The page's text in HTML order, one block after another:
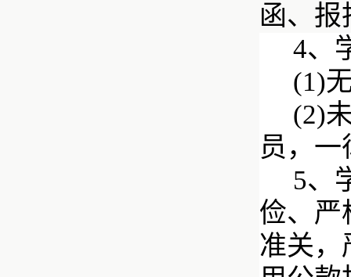
函、报
4、
(1)
(2)
员，
5、
俭、严
准关，